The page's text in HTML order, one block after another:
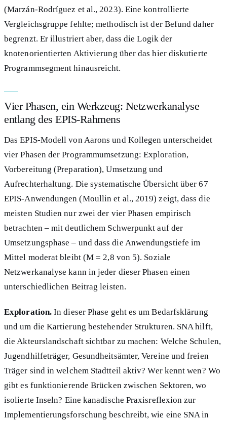
(Marzán-Rodríguez et al., 2023). Eine kontrollierte
Vergleichsgruppe fehlte; methodisch ist der Befund daher
begrenzt. Er illustriert aber, dass die Logik der
knotenorientierten Aktivierung über das hier diskutierte
Programmsegment hinausreicht.
Vier Phasen, ein Werkzeug: Netzwerkanalyse
entlang des EPIS-Rahmens
Das EPIS-Modell von Aarons und Kollegen unterscheidet
vier Phasen der Programmumsetzung: Exploration,
Vorbereitung (Preparation), Umsetzung und
Aufrechterhaltung. Die systematische Übersicht über 67
EPIS-Anwendungen (Moullin et al., 2019) zeigt, dass die
meisten Studien nur zwei der vier Phasen empirisch
betrachten – mit deutlichem Schwerpunkt auf der
Umsetzungsphase – und dass die Anwendungstiefe im
Mittel moderat bleibt (M = 2,8 von 5). Soziale
Netzwerkanalyse kann in jeder dieser Phasen einen
unterschiedlichen Beitrag leisten.
Exploration. In dieser Phase geht es um Bedarfsklärung
und um die Kartierung bestehender Strukturen. SNA hilft,
die Akteurslandschaft sichtbar zu machen: Welche Schulen,
Jugendhilfeträger, Gesundheitsämter, Vereine und freien
Träger sind in welchem Stadtteil aktiv? Wer kennt wen? Wo
gibt es funktionierende Brücken zwischen Sektoren, wo
isolierte Inseln? Eine kanadische Praxisreflexion zur
Implementierungsforschung beschreibt, wie eine SNA in